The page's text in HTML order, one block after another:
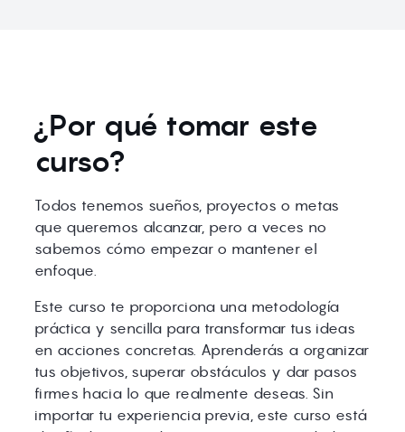
¿Por qué tomar este
curso?
Todos tenemos sueños, proyectos o metas
que queremos alcanzar, pero a veces no
sabemos cómo empezar o mantener el
enfoque.
Este curso te proporciona una metodología
práctica y sencilla para transformar tus ideas
en acciones concretas. Aprenderás a organizar
tus objetivos, superar obstáculos y dar pasos
firmes hacia lo que realmente deseas. Sin
importar tu experiencia previa, este curso está